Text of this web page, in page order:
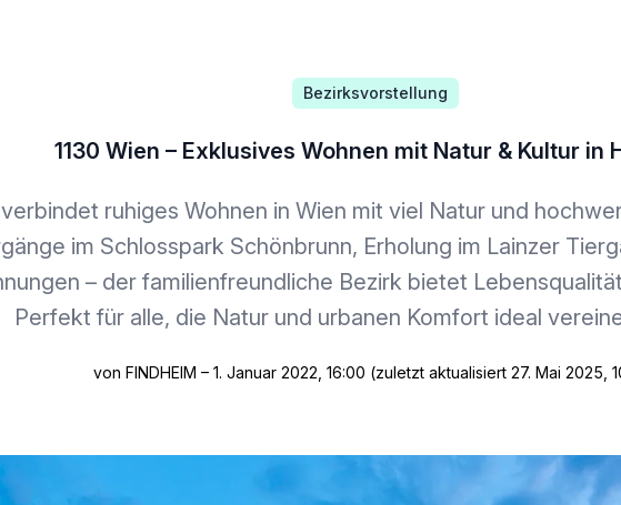
Bezirksvorstellung
1130 Wien – Exklusives Wohnen mit Natur & Kultur in
ruhiges Wohnen in Wien mit viel Natur und
im Schlosspark Schönbrunn, Erholung im Lainzer
– der familienfreundliche Bezirk bietet
Perfekt für alle, die Natur und urbanen Komfort ideal
von FINDHEIM – 1. Januar 2022, 16:00 (zuletzt aktualisiert 27. Mai 2025,